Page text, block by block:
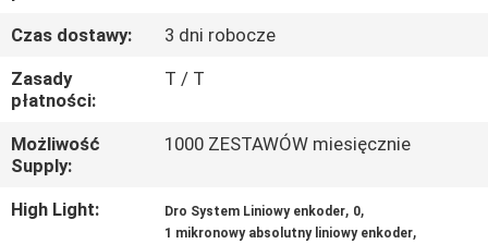
SIĘ
Z
NAMI
NOWOŚCI
Czas dostawy:
3 dni robocze
Zasady
płatności:
T / T
Możliwość
Supply:
1000 ZESTAWÓW miesięcznie
High Light: Dro System Liniowy enkoder, 0,
1 mikronowy absolutny liniowy enkoder,